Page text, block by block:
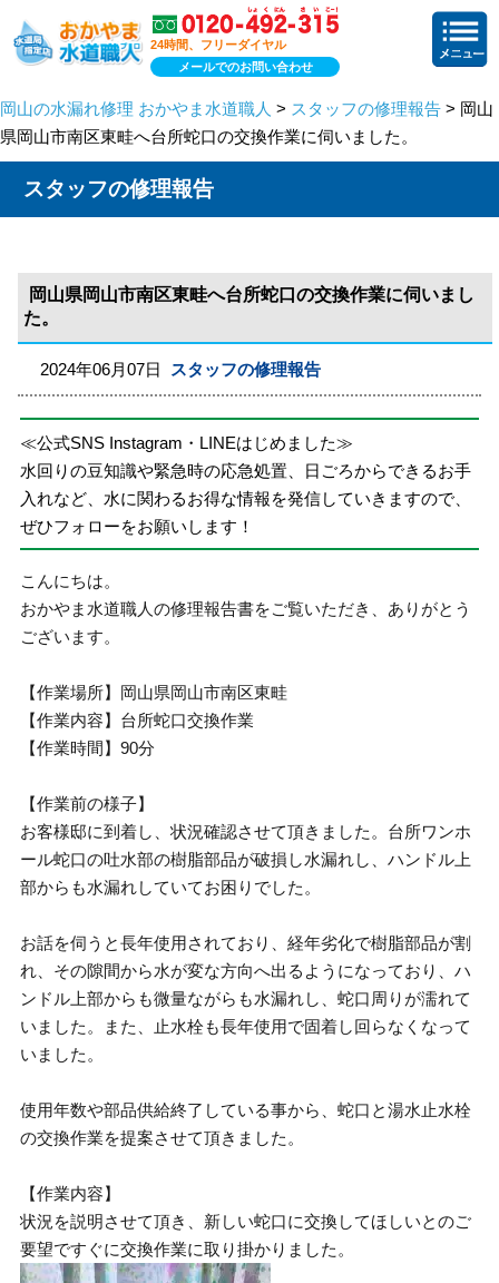
24時間、フリーダイヤル
メールでのお問い合わせ
岡山の水漏れ修理 おかやま水道職人 > スタッフの修理報告 > 岡山
県岡山市南区東畦へ台所蛇口の交換作業に伺いました。
スタッフの修理報告
岡山県岡山市南区東畦へ台所蛇口の交換作業に伺いまし
た。
2024年06月07日 スタッフの修理報告
≪公式SNS Instagram・LINEはじめました≫
水回りの豆知識や緊急時の応急処置、日ごろからできるお手
入れなど、水に関わるお得な情報を発信していきますので、
ぜひフォローをお願いします！
こんにちは。
おかやま水道職人の修理報告書をご覧いただき、ありがとう
ございます。
【作業場所】岡山県岡山市南区東畦
【作業内容】台所蛇口交換作業
【作業時間】90分
【作業前の様子】
お客様邸に到着し、状況確認させて頂きました。台所ワンホ
ール蛇口の吐水部の樹脂部品が破損し水漏れし、ハンドル上
部からも水漏れしていてお困りでした。
お話を伺うと長年使用されており、経年劣化で樹脂部品が割
れ、その隙間から水が変な方向へ出るようになっており、ハ
ンドル上部からも微量ながらも水漏れし、蛇口周りが濡れて
いました。また、止水栓も長年使用で固着し回らなくなって
いました。
使用年数や部品供給終了している事から、蛇口と湯水止水栓
の交換作業を提案させて頂きました。
【作業内容】
状況を説明させて頂き、新しい蛇口に交換してほしいとのご
要望ですぐに交換作業に取り掛かりました。